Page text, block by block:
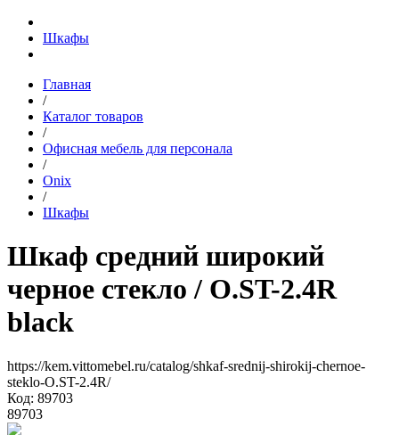
Шкафы
Главная
/
Каталог товаров
/
Офисная мебель для персонала
/
Onix
/
Шкафы
Шкаф средний широкий
черное стекло / O.ST-2.4R
black
https://kem.vittomebel.ru/catalog/shkaf-srednij-shirokij-chernoe-
steklo-O.ST-2.4R/
Код: 89703
89703